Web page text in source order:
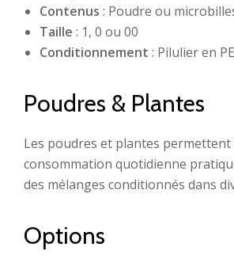
Contenus : Poudre ou
Taille : 1, 0 ou 00
Conditionnement : Pilulier en
Poudres & Plantes
Les poudres et plantes permettent
consommation quotidienne
des mélanges conditionnés dans
Options